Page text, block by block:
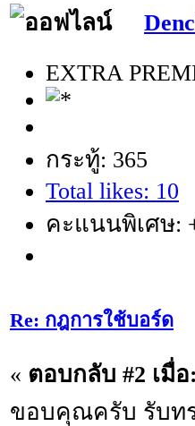
EXTRA
กระทู้: 365
Total likes: 10
คะแนนพิเศษ:
Re: กฎการใช้บอร์ด
« ตอบกลับ #2 เมื่อ:
ขอบคุณครับ รับท